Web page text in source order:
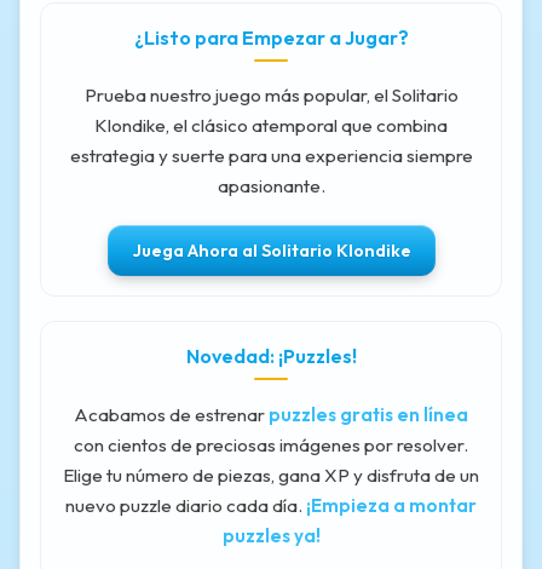
¿Listo para Empezar a Jugar?
Prueba nuestro juego más popular, el Solitario
Klondike, el clásico atemporal que combina
estrategia y suerte para una experiencia siempre
apasionante.
Juega Ahora al Solitario Klondike
Novedad: ¡Puzzles!
Acabamos de estrenar puzzles gratis en línea
con cientos de preciosas imágenes por resolver.
Elige tu número de piezas, gana XP y disfruta de un
nuevo puzzle diario cada día. ¡Empieza a montar
puzzles ya!